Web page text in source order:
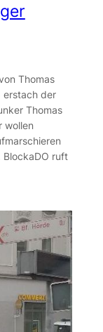
Thomas
erstach der
Thomas
wollen
BlockaDO ruft